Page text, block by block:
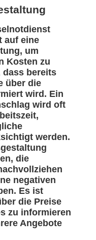
auf eine
um
Kosten zu
dass bereits
über die
wird. Ein
wird oft
werden.
die
negativen
Es ist
die Preise
zu informieren
Angebote